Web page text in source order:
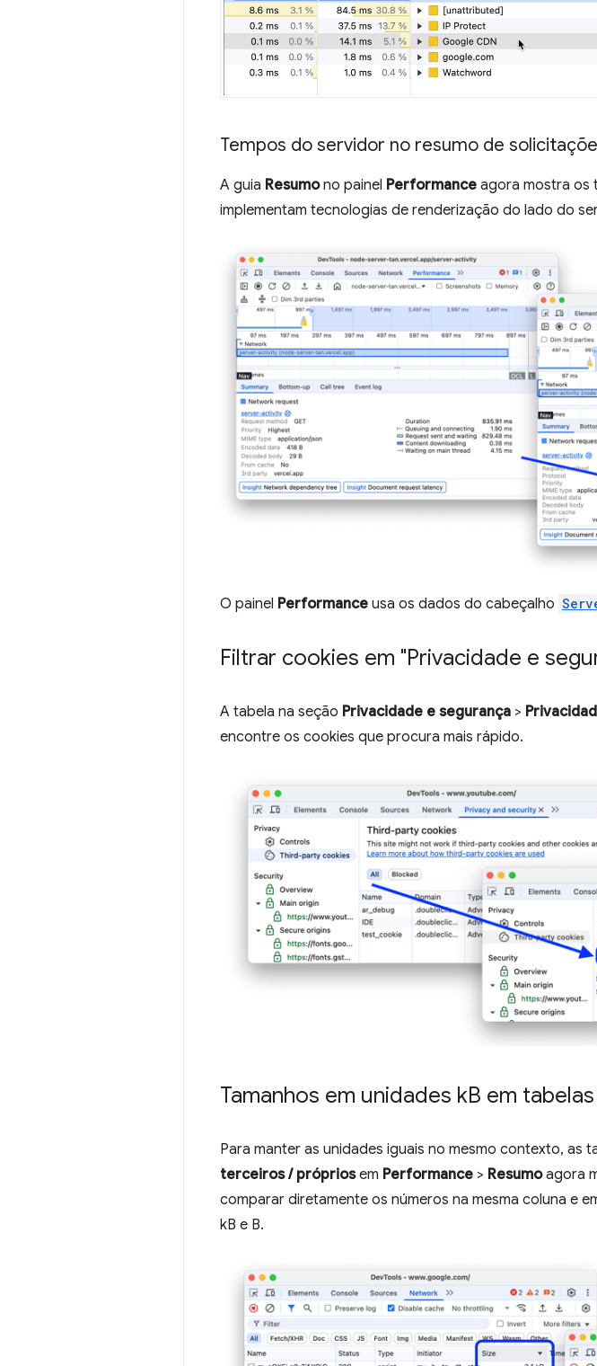
Tempos do servidor no resumo de
A guia Resumono painel Performance agora mostra os
implementam tecnologias de renderização do lado do
O painel Performance usa os dados do cabeçalho
Filtrar cookies em "Privacidade e
A tabela na seção Privacidade e segurança >
encontre os cookies que procura mais rápido.
Tamanhos em unidades kB em
Para manter as unidades iguais no mesmo contexto, as
terceiros / própriosem Performance > Resumoagora
comparar diretamente os números na mesma coluna e
kB e B.